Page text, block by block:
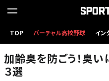
TOP バーチャル高校野球 イン
加齢臭を防ごう！臭
３選